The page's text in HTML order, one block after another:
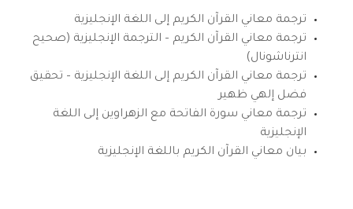
ترجمة معاني القرآن الكريم إلى اللغة الإنجليزية
ترجمة معاني القرآن الكريم – الترجمة الإنجليزية (صحيح
انترناشونال)
ترجمة معاني القرآن الكريم إلى اللغة الإنجليزية – تحقيق
فضل إلهي ظهير
ترجمة معاني سورة الفاتحة مع الزهراوين إلى اللغة
الإنجليزية
بيان معاني القرآن الكريم باللغة الإنجليزية